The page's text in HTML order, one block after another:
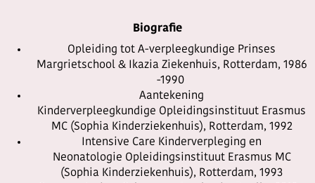
Biografie
Opleiding tot A-verpleegkundige Prinses
Margrietschool & Ikazia Ziekenhuis, Rotterdam, 1986
-1990
Aantekening
Kinderverpleegkundige Opleidingsinstituut Erasmus
MC (Sophia Kinderziekenhuis), Rotterdam, 1992
Intensive Care Kinderverpleging en
Neonatologie Opleidingsinstituut Erasmus MC
(Sophia Kinderziekenhuis), Rotterdam, 1993